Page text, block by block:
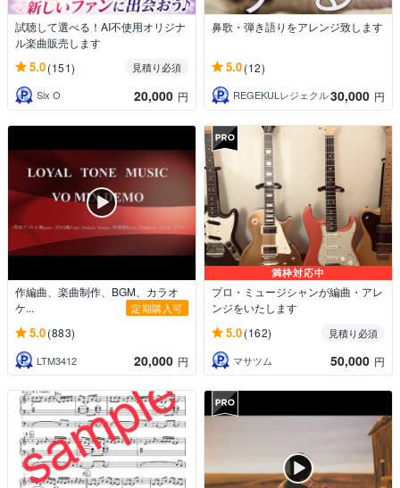
試聴して選べる！AI不使用オリジナ
ル楽曲販売します
5.0(151)
見積り必須
Six O
20,000 円
鼻歌・弾き語りをアレンジ致します
5.0(12)
REGEKULレジェクル30,000 円
作編曲、楽曲制作、BGM、カラオ
ケ...
定期購入可
5.0(883)
LTM3412 20,000 円
満枠対応中
プロ・ミュージシャンが編曲・アレ
ンジをいたします
5.0(162)
見積り必須
マサツム
50,000 円